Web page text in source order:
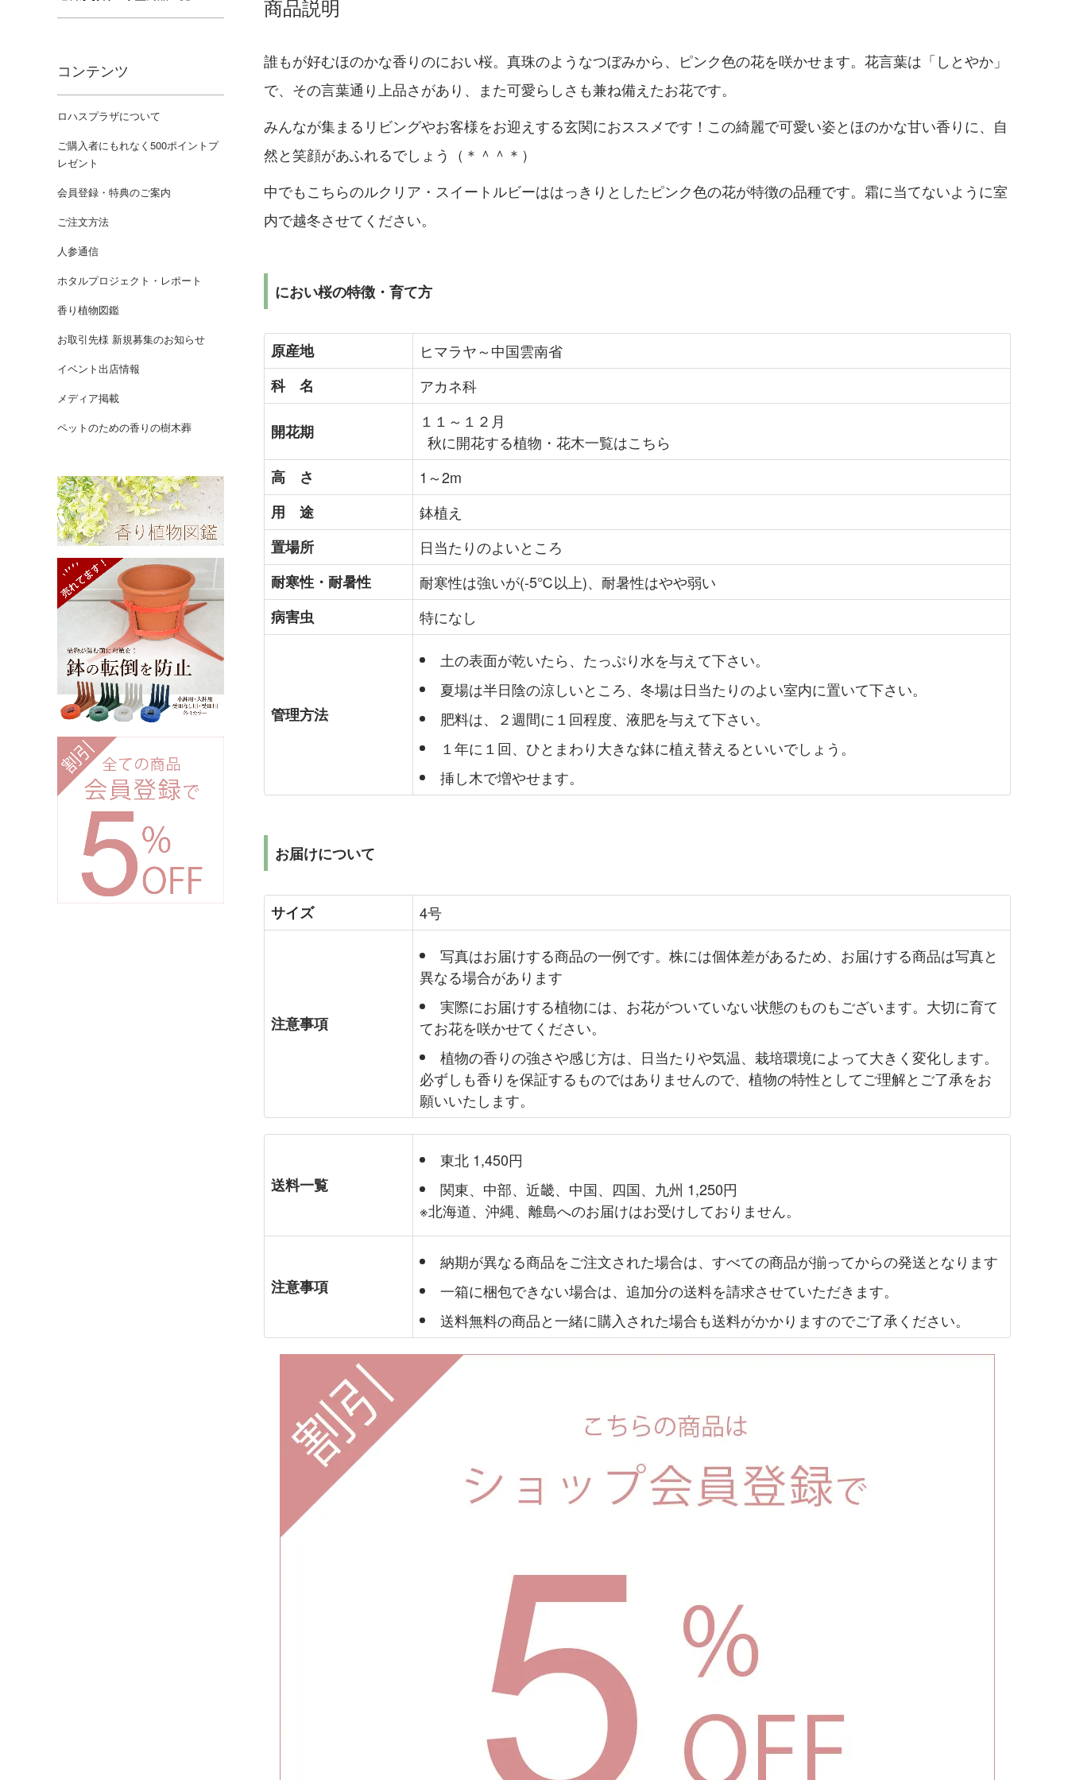
商品説明
誰もが好むほのかな香りのにおい桜。真珠のようなつぼみから、ピンク色の花を咲かせます。花言葉は「しとやか」
で、その言葉通り上品さがあり、また可愛らしさも兼ね備えたお花です。
みんなが集まるリビングやお客様をお迎えする玄関におススメです！この綺麗で可愛い姿とほのかな甘い香りに、自
然と笑顔があふれるでしょう（＊＾＾＊）
中でもこちらのルクリア・スイートルビーははっきりとしたピンク色の花が特徴の品種です。霜に当てないように室
内で越冬させてください。
におい桜の特徴・育て方
原産地
ヒマラヤ～中国雲南省
科 名
アカネ科
開花期
１１～１２月
秋に開花する植物・花木一覧はこちら
高 さ
1～2m
用 途
鉢植え
置場所
日当たりのよいところ
耐寒性・耐暑性
耐寒性は強いが(-5℃以上)、耐暑性はやや弱い
病害虫
特になし
管理方法
土の表面が乾いたら、たっぷり水を与えて下さい。
夏場は半日陰の涼しいところ、冬場は日当たりのよい室内に置いて下さい。
肥料は、２週間に１回程度、液肥を与えて下さい。
１年に１回、ひとまわり大きな鉢に植え替えるといいでしょう。
挿し木で増やせます。
お届けについて
サイズ 4号
注意事項
写真はお届けする商品の一例です。株には個体差があるため、お届けする商品は写真と
異なる場合があります
実際にお届けする植物には、お花がついていない状態のものもございます。大切に育て
てお花を咲かせてください。
植物の香りの強さや感じ方は、日当たりや気温、栽培環境によって大きく変化します。
必ずしも香りを保証するものではありませんので、植物の特性としてご理解とご了承をお
願いいたします。
送料一覧
東北 1,450円
関東、中部、近畿、中国、四国、九州 1,250円
※北海道、沖縄、離島へのお届けはお受けしておりません。
注意事項
納期が異なる商品をご注文された場合は、すべての商品が揃ってからの発送となります
一箱に梱包できない場合は、追加分の送料を請求させていただきます。
送料無料の商品と一緒に購入された場合も送料がかかりますのでご了承ください。
コンテンツ
ロハスプラザについて
ご購入者にもれなく500ポイントプ
レゼント
会員登録・特典のご案内
ご注文方法
人参通信
ホタルプロジェクト・レポート
香り植物図鑑
お取引先様 新規募集のお知らせ
イベント出店情報
メディア掲載
ペットのための香りの樹木葬